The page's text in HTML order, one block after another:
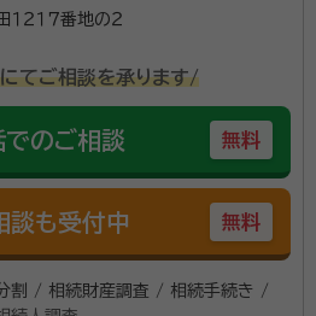
２１７番地の２
にてご相談を承ります/
でのご相談 無料
も受付中 無料
割 / 相続財産調査 / 相続手続き /